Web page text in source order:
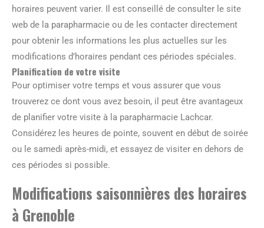
horaires peuvent varier. Il est conseillé de consulter le site
web de la parapharmacie ou de les contacter directement
pour obtenir les informations les plus actuelles sur les
modifications d’horaires pendant ces périodes spéciales.
Planification de votre visite
Pour optimiser votre temps et vous assurer que vous
trouverez ce dont vous avez besoin, il peut être avantageux
de planifier votre visite à la parapharmacie Lachcar.
Considérez les heures de pointe, souvent en début de soirée
ou le samedi après-midi, et essayez de visiter en dehors de
ces périodes si possible.
Modifications saisonnières des horaires
à Grenoble